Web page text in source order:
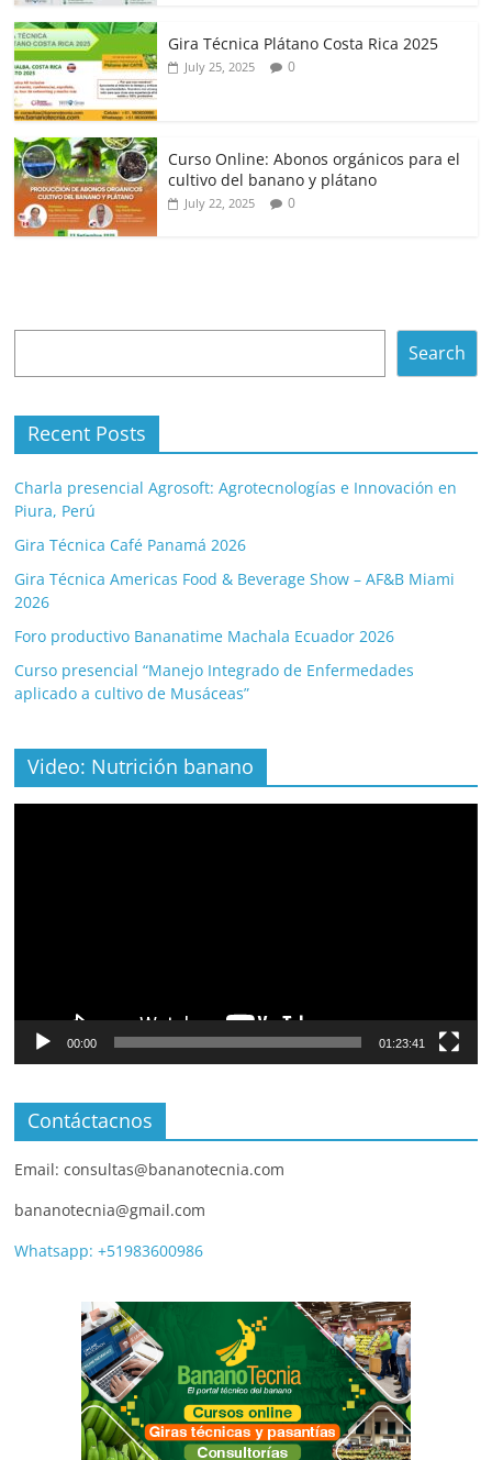
Gira Técnica Plátano Costa Rica 2025
July 25, 2025 0
Curso Online: Abonos orgánicos para el
cultivo del banano y plátano
July 22, 2025 0
Search
Recent Posts
Charla presencial Agrosoft: Agrotecnologías e Innovación en
Piura, Perú
Gira Técnica Café Panamá 2026
Gira Técnica Americas Food & Beverage Show – AF&B Miami
2026
Foro productivo Bananatime Machala Ecuador 2026
Curso presencial “Manejo Integrado de Enfermedades
aplicado a cultivo de Musáceas”
Video: Nutrición banano
00:00 01:23:41
Contáctacnos
Email: consultas@bananotecnia.com
bananotecnia@gmail.com
Whatsapp: +51983600986